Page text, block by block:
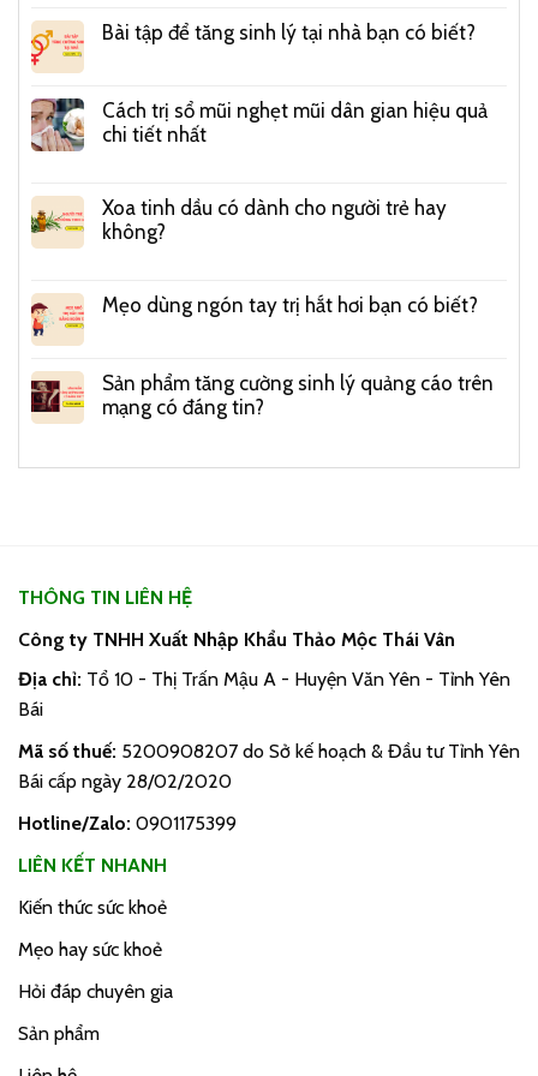
Bài tập để tăng sinh lý tại nhà bạn có biết?
Cách trị sổ mũi nghẹt mũi dân gian hiệu quả
chi tiết nhất
Xoa tinh dầu có dành cho người trẻ hay
không?
Mẹo dùng ngón tay trị hắt hơi bạn có biết?
Sản phẩm tăng cường sinh lý quảng cáo trên
mạng có đáng tin?
THÔNG TIN LIÊN HỆ
Công ty TNHH Xuất Nhập Khẩu Thảo Mộc Thái Vân
Địa chỉ: Tổ 10 - Thị Trấn Mậu A - Huyện Văn Yên - Tỉnh Yên
Bái
Mã số thuế: 5200908207 do Sở kế hoạch & Đầu tư Tỉnh Yên
Bái cấp ngày 28/02/2020
Hotline/Zalo: 0901175399
LIÊN KẾT NHANH
Kiến thức sức khoẻ
Mẹo hay sức khoẻ
Hỏi đáp chuyên gia
Sản phẩm